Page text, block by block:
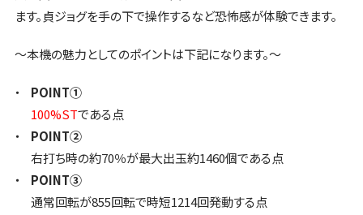
ます。貞ジョグを手の下で操作するなど恐怖感が体験できます。
～本機の魅力としてのポイントは下記になります。～
POINT①
100%STである点
POINT②
右打ち時の約70％が最大出玉約1460個である点
POINT③
通常回転が855回転で時短1214回発動する点